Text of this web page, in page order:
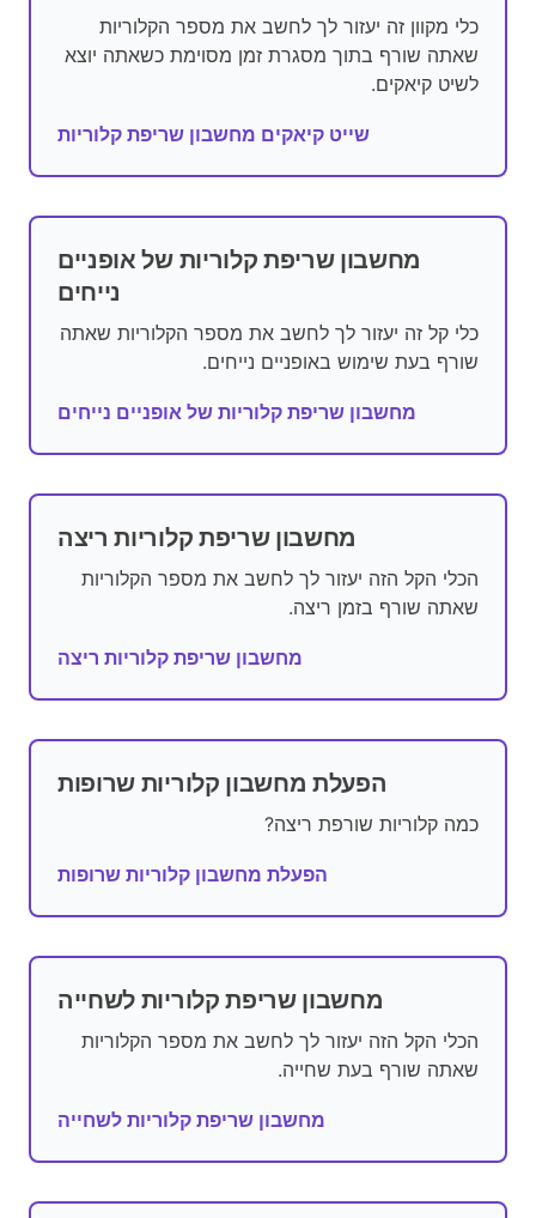
כלי מקוון זה יעזור לך לחשב את מספר הקלוריות
שאתה שורף בתוך מסגרת זמן מסוימת כשאתה יוצא
לשיט קיאקים.
שייט קיאקים מחשבון שריפת קלוריות
מחשבון שריפת קלוריות של אופניים
נייחים
כלי קל זה יעזור לך לחשב את מספר הקלוריות שאתה
שורף בעת שימוש באופניים נייחים.
מחשבון שריפת קלוריות של אופניים נייחים
מחשבון שריפת קלוריות ריצה
הכלי הקל הזה יעזור לך לחשב את מספר הקלוריות
שאתה שורף בזמן ריצה.
מחשבון שריפת קלוריות ריצה
הפעלת מחשבון קלוריות שרופות
כמה קלוריות שורפת ריצה?
הפעלת מחשבון קלוריות שרופות
מחשבון שריפת קלוריות לשחייה
הכלי הקל הזה יעזור לך לחשב את מספר הקלוריות
שאתה שורף בעת שחייה.
מחשבון שריפת קלוריות לשחייה